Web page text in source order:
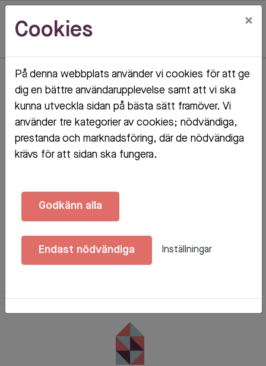
Hem Objektsdetalj
Objektsdetalj
Objektet kan ej visas
kan t.ex. bero på att det inte längre finns tillgängligt
att söka.
Cookies ×
På denna webbplats använder vi cookies för att ge
dig en bättre användarupplevelse samt att vi ska
kunna utveckla sidan på bästa sätt framöver. Vi
använder tre kategorier av cookies; nödvändiga,
prestanda och marknadsföring, där de nödvändiga
krävs för att sidan ska fungera.
Godkänn alla
Endast nödvändiga Inställningar